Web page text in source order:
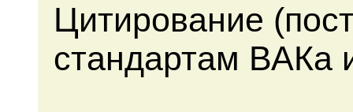
Цитирование
стандартам ВАКа